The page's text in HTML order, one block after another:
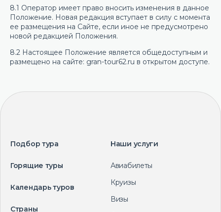
8.1 Оператор имеет право вносить изменения в данное
Положение. Новая редакция вступает в силу с момента
ее размещения на Сайте, если иное не предусмотрено
новой редакцией Положения.
8.2 Настоящее Положение является общедоступным и
размещено на сайте: gran-tour62.ru в открытом доступе.
Подбор тура
Горящие туры
Календарь туров
Страны
Наши услуги
Авиабилеты
Круизы
Визы